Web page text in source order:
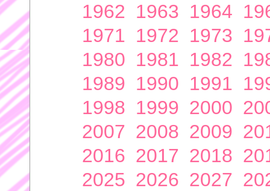
1962 1963 1964
1971 1972 1973
1980 1981 1982
1989 1990 1991
1998 1999 2000
2007 2008 2009
2016 2017 2018
2025 2026 2027